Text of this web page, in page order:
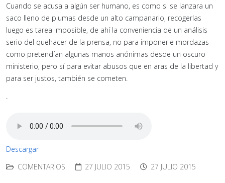
Cuando se acusa a algún ser humano, es como si se lanzara un
saco lleno de plumas desde un alto campanario, recogerlas
luego es tarea imposible, de ahí la conveniencia de un análisis
serio del quehacer de la prensa, no para imponerle mordazas
como pretendían algunas manos anónimas desde un oscuro
ministerio, pero sí para evitar abusos que en aras de la libertad y
para ser justos, también se cometen.
-
Descargar
COMENTARIOS
27 JULIO 2015 27 JULIO 2015